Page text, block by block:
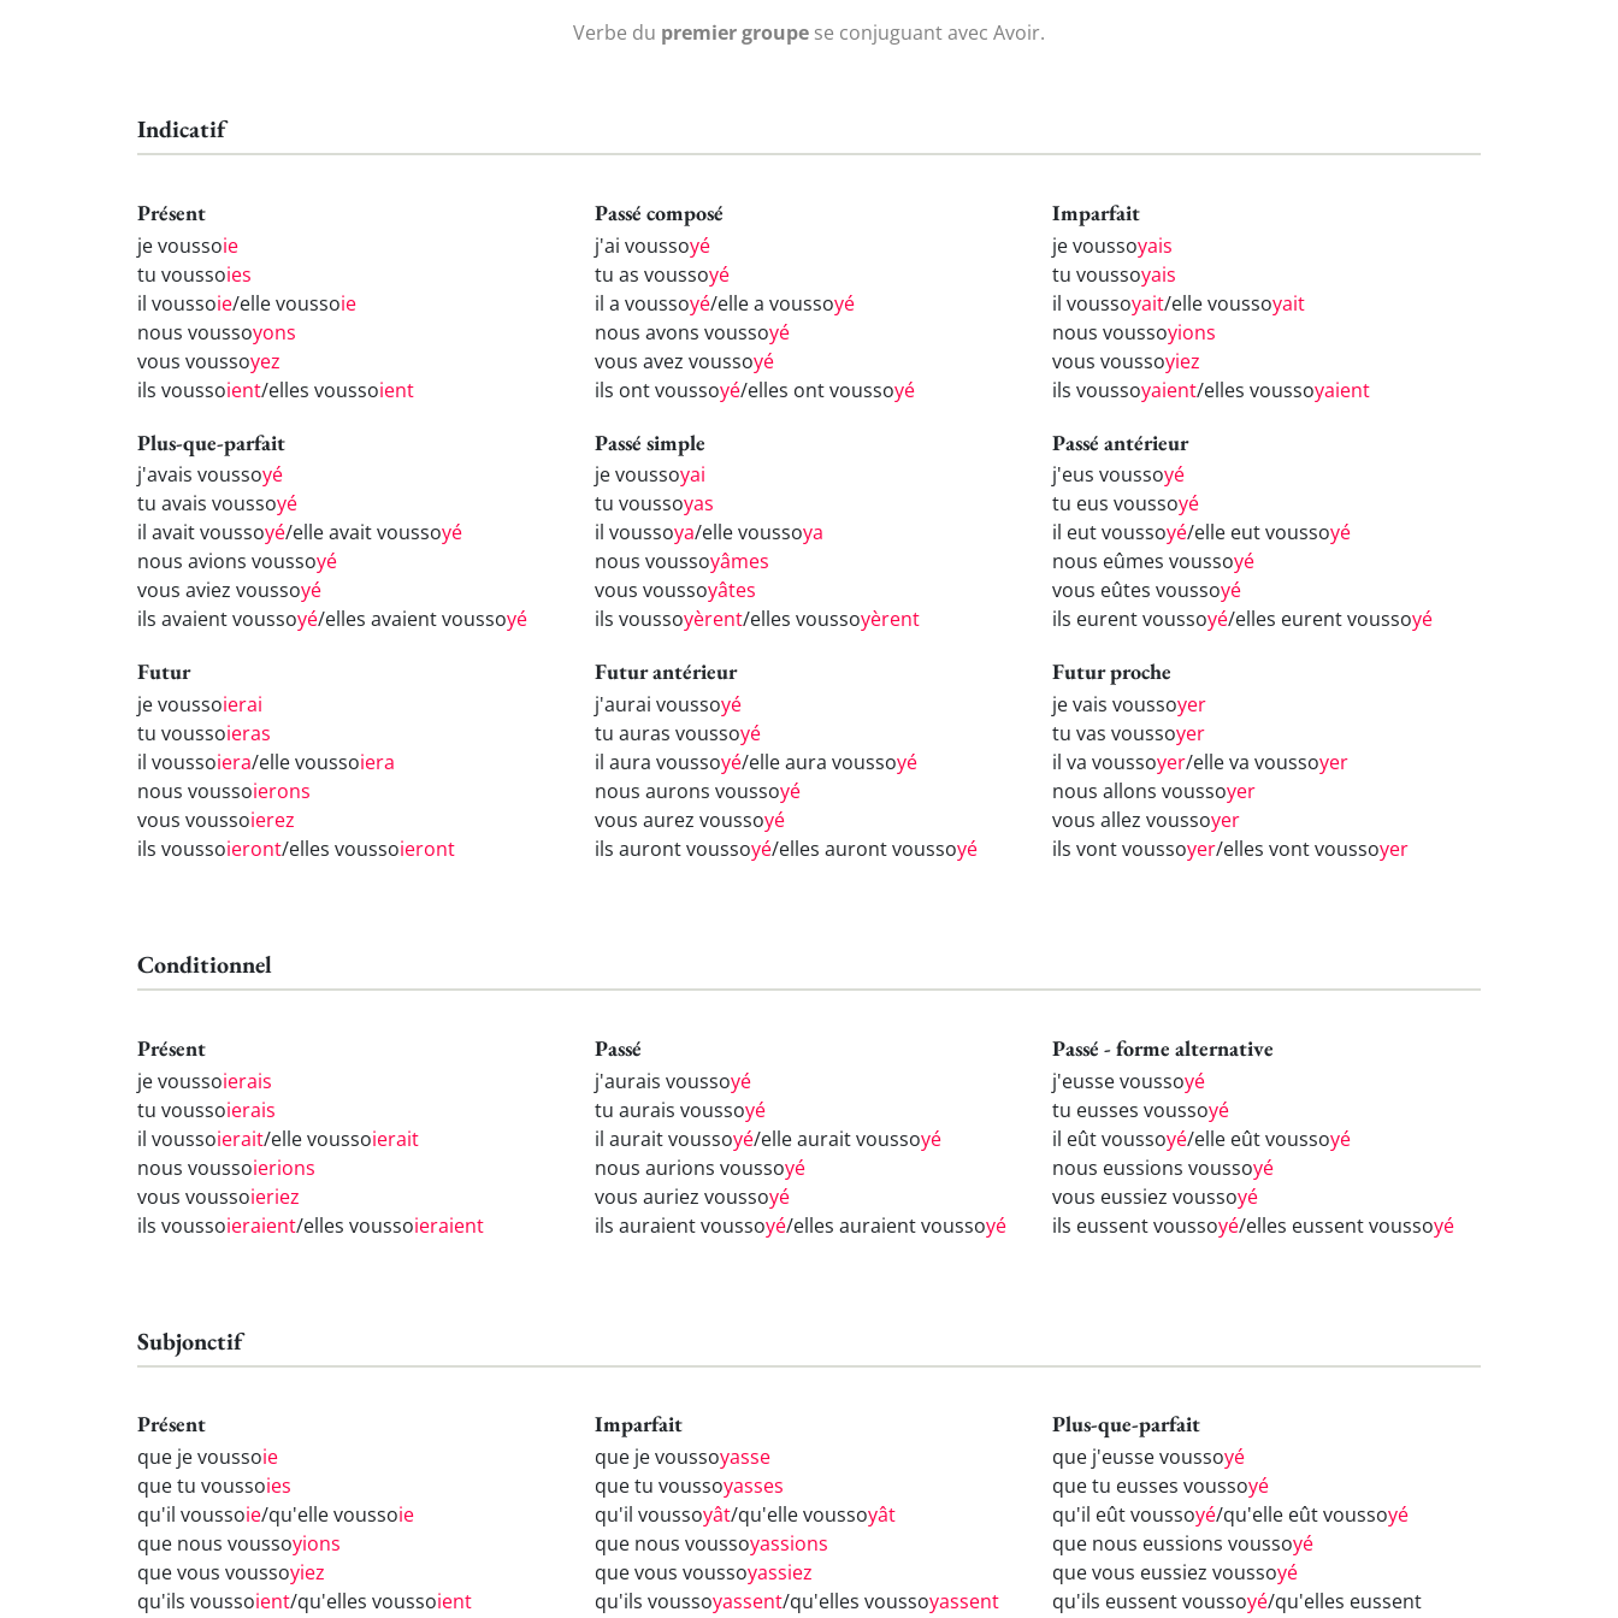
Verbe du premier groupe se conjuguant avec Avoir.
Indicatif
Présent
je voussoie
tu voussoies
il voussoie/elle voussoie
nous voussoyons
vous voussoyez
ils voussoient/elles voussoient
Passé composé
j'ai voussoyé
tu as voussoyé
il a voussoyé/elle a voussoyé
nous avons voussoyé
vous avez voussoyé
ils ont voussoyé/elles ont voussoyé
Imparfait
je voussoyais
tu voussoyais
il voussoyait/elle voussoyait
nous voussoyions
vous voussoyiez
ils voussoyaient/elles voussoyaient
Plus-que-parfait
j'avais voussoyé
tu avais voussoyé
il avait voussoyé/elle avait voussoyé
nous avions voussoyé
vous aviez voussoyé
ils avaient voussoyé/elles avaient voussoyé
Passé simple
je voussoyai
tu voussoyas
il voussoya/elle voussoya
nous voussoyâmes
vous voussoyâtes
ils voussoyèrent/elles voussoyèrent
Passé antérieur
j'eus voussoyé
tu eus voussoyé
il eut voussoyé/elle eut voussoyé
nous eûmes voussoyé
vous eûtes voussoyé
ils eurent voussoyé/elles eurent voussoyé
Futur
je voussoierai
tu voussoieras
il voussoiera/elle voussoiera
nous voussoierons
vous voussoierez
ils voussoieront/elles voussoieront
Futur antérieur
j'aurai voussoyé
tu auras voussoyé
il aura voussoyé/elle aura voussoyé
nous aurons voussoyé
vous aurez voussoyé
ils auront voussoyé/elles auront voussoyé
Futur proche
je vais voussoyer
tu vas voussoyer
il va voussoyer/elle va voussoyer
nous allons voussoyer
vous allez voussoyer
ils vont voussoyer/elles vont voussoyer
Conditionnel
Présent
je voussoierais
tu voussoierais
il voussoierait/elle voussoierait
nous voussoierions
vous voussoieriez
ils voussoieraient/elles voussoieraient
Passé
j'aurais voussoyé
tu aurais voussoyé
il aurait voussoyé/elle aurait voussoyé
nous aurions voussoyé
vous auriez voussoyé
ils auraient voussoyé/elles auraient voussoyé
Passé - forme alternative
j'eusse voussoyé
tu eusses voussoyé
il eût voussoyé/elle eût voussoyé
nous eussions voussoyé
vous eussiez voussoyé
ils eussent voussoyé/elles eussent voussoyé
Subjonctif
Présent
que je voussoie
que tu voussoies
qu'il voussoie/qu'elle voussoie
que nous voussoyions
que vous voussoyiez
qu'ils voussoient/qu'elles voussoient
Imparfait
que je voussoyasse
que tu voussoyasses
qu'il voussoyât/qu'elle voussoyât
que nous voussoyassions
que vous voussoyassiez
qu'ils voussoyassent/qu'elles voussoyassent
Plus-que-parfait
que j'eusse voussoyé
que tu eusses voussoyé
qu'il eût voussoyé/qu'elle eût voussoyé
que nous eussions voussoyé
que vous eussiez voussoyé
qu'ils eussent voussoyé/qu'elles eussent